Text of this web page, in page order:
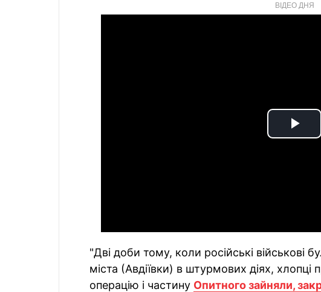
ВІДЕО ДНЯ
Play
"Дві доби тому, коли російські військові
міста (Авдіївки) в штурмових діях,
операцію і частину Опитного зайняли,